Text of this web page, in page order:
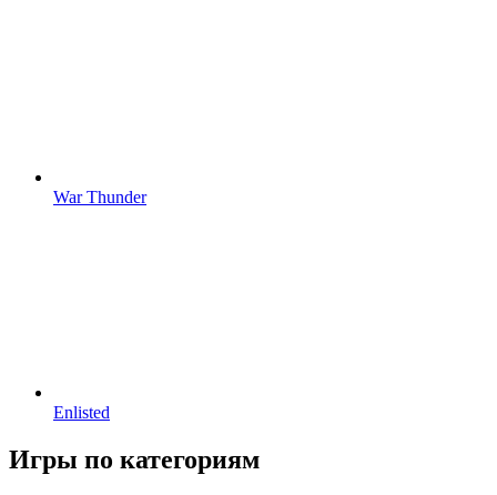
War Thunder
Enlisted
Игры по категориям